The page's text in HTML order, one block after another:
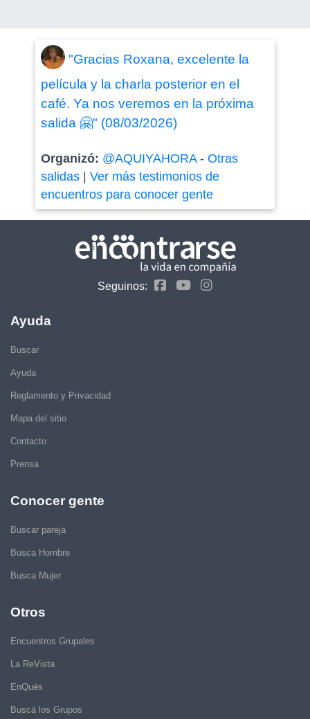
"Gracias Roxana, excelente la
película y la charla posterior en el
café. Ya nos veremos en la próxima
salida 🤗" (08/03/2026)
Organizó: @AQUIYAHORA- Otras
salidas| Ver más testimonios de
encuentros para conocer gente
Seguinos:
Ayuda
Buscar
Ayuda
Reglamento y Privacidad
Mapa del sitio
Contacto
Prensa
Conocer gente
Buscar pareja
Busca Hombre
Busca Mujer
Otros
Encuentros Grupales
La ReVista
EnQués
Buscá los Grupos